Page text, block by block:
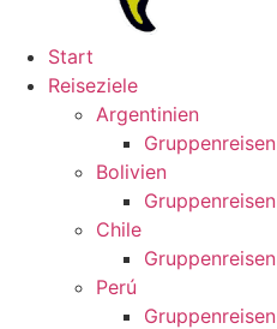
Start
Reiseziele
Argentinien
Gruppenreisen
Bolivien
Gruppenreisen
Chile
Gruppenreisen
Perú
Gruppenreisen